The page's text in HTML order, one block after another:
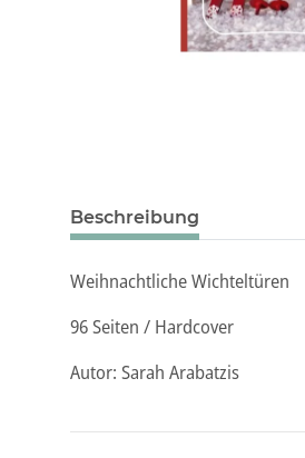
Beschreibung
Weihnachtliche Wichteltüren
96 Seiten / Hardcover
Autor: Sarah Arabatzis